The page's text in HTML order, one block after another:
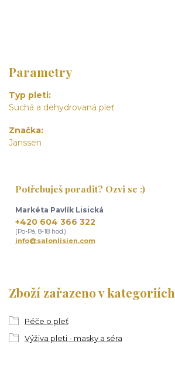
Parametry
Typ pleti
Suchá a dehydrovaná pleť
Značka
Janssen
Zboží zařazeno v kategoriích
Péče o pleť
Výživa pleti - masky a séra
Potřebuješ poradit? Ozvi se :)
Markéta Pavlík Lisická
+420 604 366 322
(Po-Pá, 8-18 hod.)
info@salonlisien.com